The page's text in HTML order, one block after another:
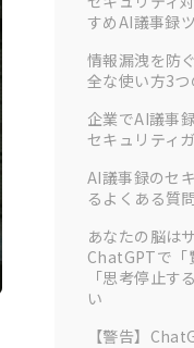
すめAI議事録
情報漏洩を防
全な使い方3
企業でAI議事
セキュリティ
AI議事録のセ
るよくある質
あなたの脳は
ChatGPTで「
「思考停止す
い
【警告】